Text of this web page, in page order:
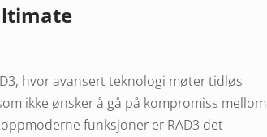
hvor avansert teknologi møter tidløs
ikke ønsker å gå på kompromiss mellom
funksjoner er RAD3 det